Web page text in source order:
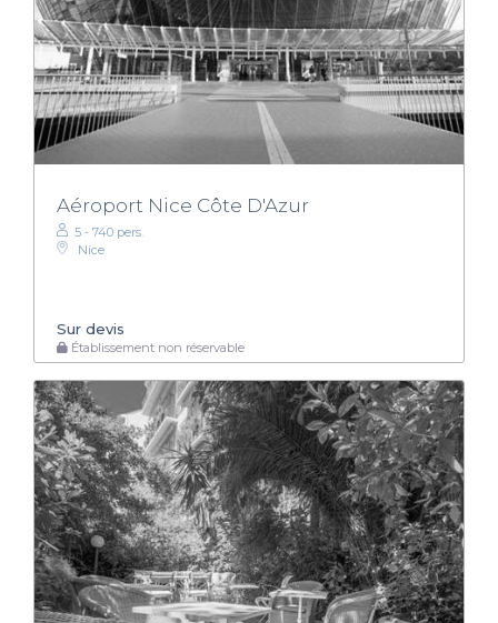
Aéroport Nice Côte D'Azur
5 - 740 pers.
Nice
Sur devis
Établissement non réservable